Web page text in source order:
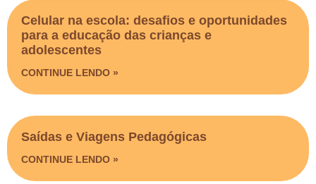
Celular na escola: desafios e oportunidades
para a educação das crianças e
adolescentes
CONTINUE LENDO »
Saídas e Viagens Pedagógicas​
CONTINUE LENDO »